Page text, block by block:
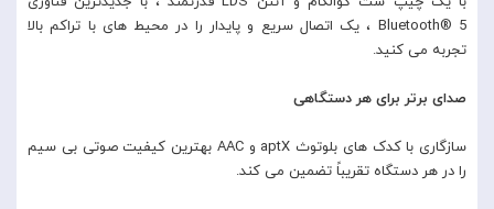
Bluetooth® 5 ، یک اتصال سریع و پایدار را در محیط های با تراکم بالا
تجربه می کنید.
صدای برتر برای هر دستگاهی
سازگاری با کدک های بلوتوث aptX و AAC بهترین کیفیت صوتی بی سیم
را در هر دستگاه تقریباً تضمین می کند.